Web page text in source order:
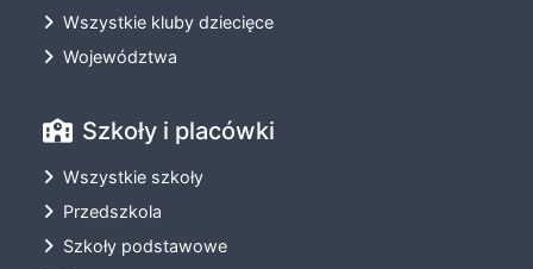
Wszystkie kluby dziecięce
Województwa
Szkoły i placówki
Wszystkie szkoły
Przedszkola
Szkoły podstawowe